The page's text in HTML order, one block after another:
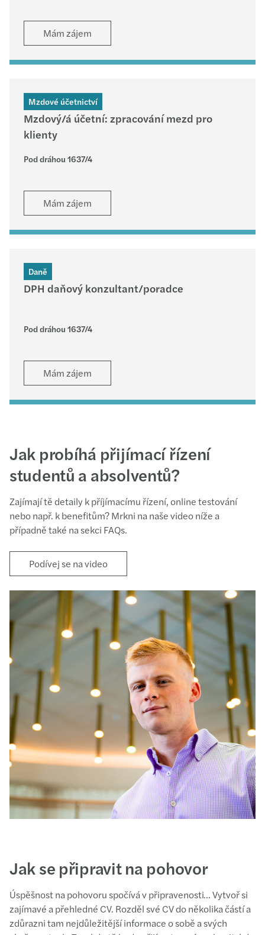
Mám zájem
Mzdové účetnictví
Mzdový/á účetní: zpracování mezd pro
klienty
Pod dráhou 1637/4
Mám zájem
Daně
DPH daňový konzultant/poradce
Pod dráhou 1637/4
Mám zájem
Jak probíhá přijímací řízení
studentů a absolventů?
Zajímají tě detaily k příjímacímu řízení, online testování
nebo např. k benefitům? Mrkni na naše video níže a
případně také na sekci FAQs.
Podívej se na video
Jak se připravit na pohovor
Úspěšnost na pohovoru spočívá v připravenosti… Vytvoř si
zajímavé a přehledné CV. Rozděl své CV do několika částí a
zdůrazni tam nejdůležitější informace o sobě a svých